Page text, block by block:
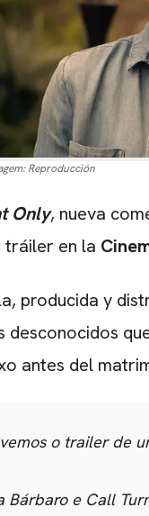
Reproducción
Only, nueva
tráiler en la
producida y
desconocidos
antes del
o trailer de
Bárbaro e Call